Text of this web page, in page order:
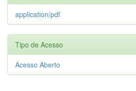
application/pdf
Tipo de Acesso
Acesso Aberto